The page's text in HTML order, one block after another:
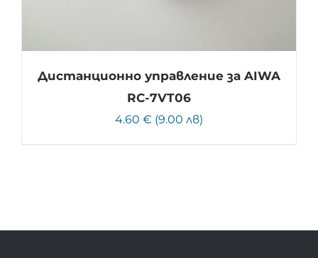
Дистанционно управление за AIWA
RC-7VT06
4.60 € (9.00 лв)